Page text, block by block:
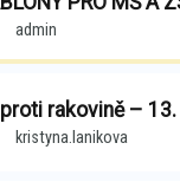
admin
rakovině –
kristyna.lanikova